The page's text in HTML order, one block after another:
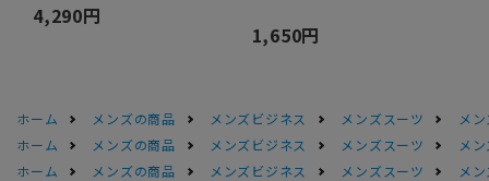
4,290円
1,650円
ホーム メンズの商品 メンズビジネス メンズスーツ
メ
ホーム
メンズの商品 メンズビジネス メンズスーツ
メ
ホーム
メンズの商品 メンズビジネス メンズスーツ
メ